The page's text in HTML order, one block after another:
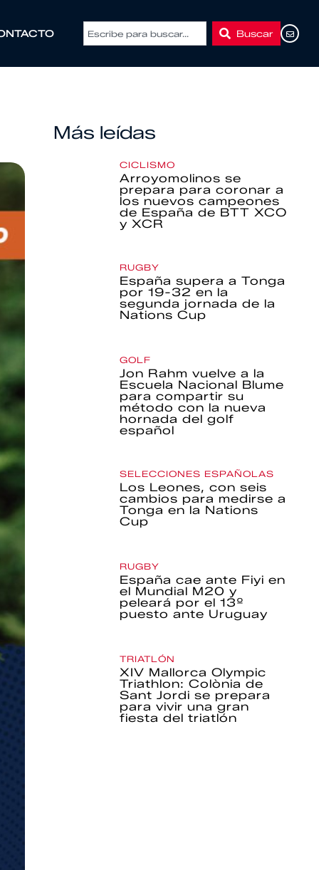
Buscar
Más leídas
CICLISMO
Arroyomolinos se
prepara para coronar a
los nuevos campeones
de España de BTT XCO
y XCR
RUGBY
España supera a Tonga
por 19-32 en la
segunda jornada de la
Nations Cup
GOLF
Jon Rahm vuelve a la
Escuela Nacional Blume
para compartir su
método con la nueva
hornada del golf
español
SELECCIONES ESPAÑOLAS
Los Leones, con seis
cambios para medirse a
Tonga en la Nations
Cup
RUGBY
España cae ante Fiyi en
el Mundial M20 y
peleará por el 13º
puesto ante Uruguay
TRIATLÓN
XIV Mallorca Olympic
Triathlon: Colònia de
Sant Jordi se prepara
para vivir una gran
fiesta del triatlón